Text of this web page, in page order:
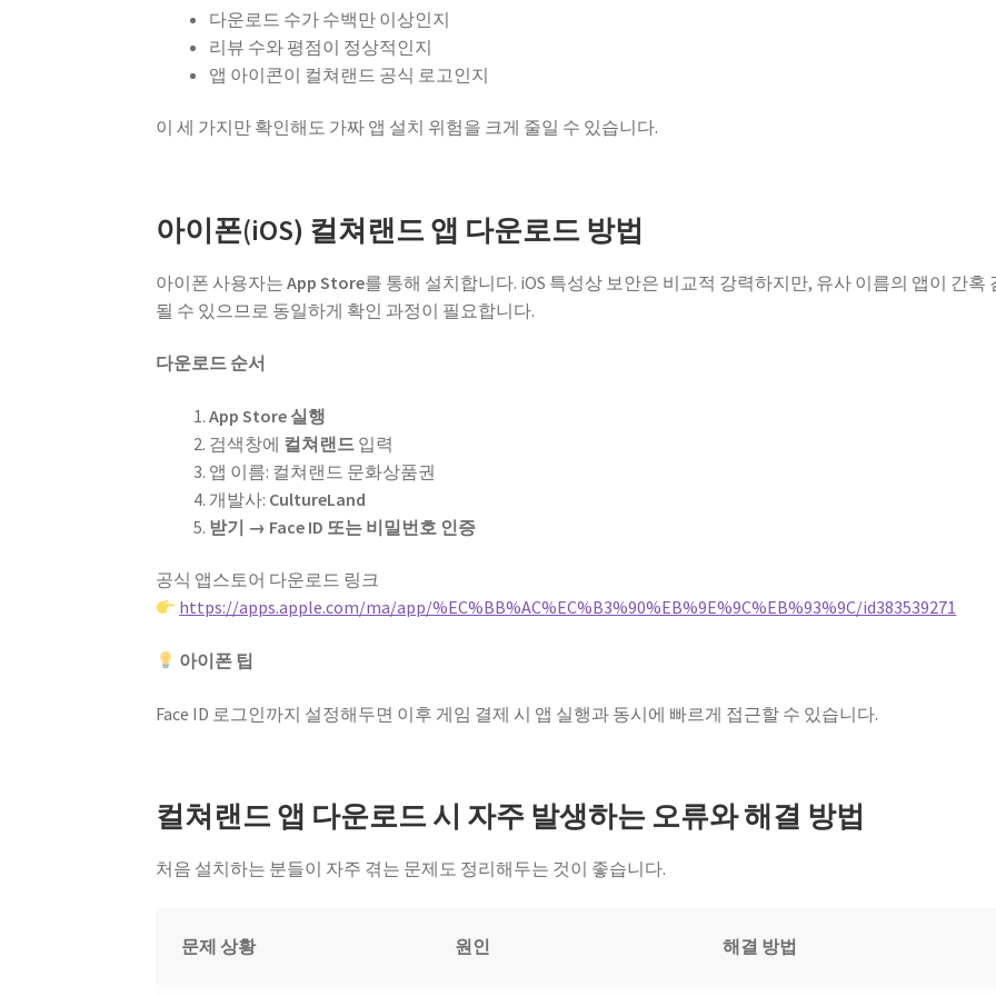
다운로드 수가 수백만 이상인지
리뷰 수와 평점이 정상적인지
앱 아이콘이 컬쳐랜드 공식 로고인지
이 세 가지만 확인해도 가짜 앱 설치 위험을 크게 줄일 수 있습니다.
아이폰(iOS) 컬쳐랜드 앱 다운로드 방법
아이폰 사용자는App Store를 통해 설치합니다. iOS 특성상 보안은 비교적 강력하지만, 유사 이름의 앱이 간혹
될 수 있으므로 동일하게 확인 과정이 필요합니다.
다운로드 순서
App Store 실행
검색창에 컬쳐랜드 입력
앱 이름: 컬쳐랜드 문화상품권
개발사: CultureLand
받기 → Face ID 또는 비밀번호 인증
공식 앱스토어 다운로드 링크
https://apps.apple.com/ma/app/%EC%BB%AC%EC%B3%90%EB%9E%9C%EB%93%9C/id383539271
아이폰 팁
Face ID 로그인까지 설정해두면 이후 게임 결제 시 앱 실행과 동시에 빠르게 접근할 수 있습니다.
컬쳐랜드 앱 다운로드 시 자주 발생하는 오류와 해결 방법
처음 설치하는 분들이 자주 겪는 문제도 정리해두는 것이 좋습니다.
문제 상황 원인 해결 방법